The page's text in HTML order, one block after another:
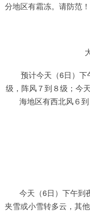
分地区有霜冻。请防范！
预计今天（6日）下
级，阵风７到８级；今
海地区有西北风６
今天（6日）下午到
夹雪或小雪转多云，其